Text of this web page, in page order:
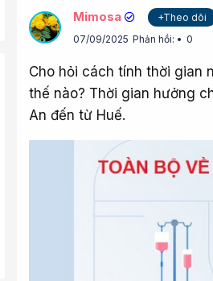
Mimosa
+Theo dõi
07/09/2025 Phản hồi: 0
Cho hỏi cách tính thời gian
thế nào? Thời gian hưởng
An đến từ Huế.